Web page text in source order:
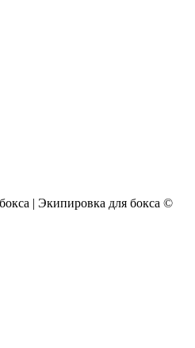
| Экипировка для бокса ©